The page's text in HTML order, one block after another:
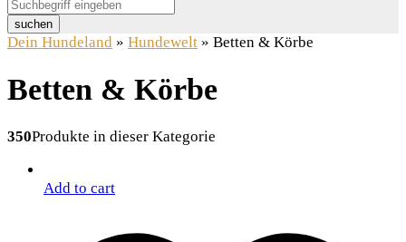
suchen
Dein Hundeland » Hundewelt » Betten & Körbe
Betten & Körbe
350Produkte in dieser Kategorie
Add to cart